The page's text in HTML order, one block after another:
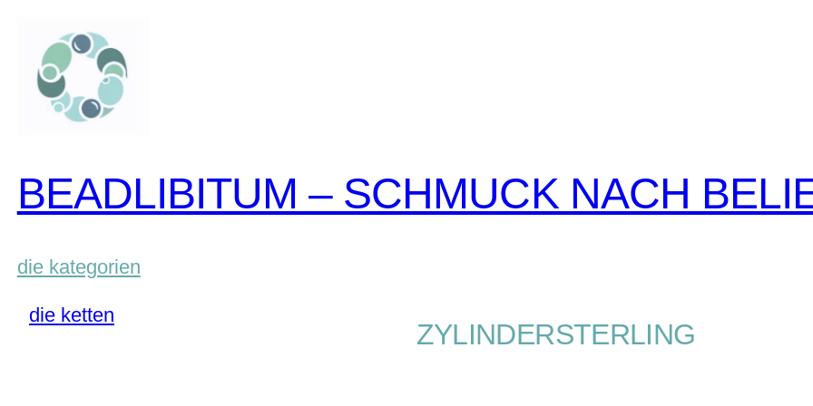
inhalt
springen
BEADLIBITUM – SCHMUCK NACH
die kategorien
die ketten
ZYLINDERSTERLING